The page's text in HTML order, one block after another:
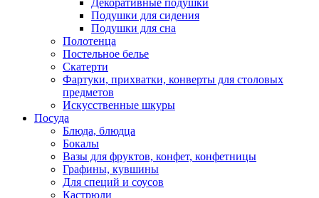
Декоративные подушки
Подушки для сидения
Подушки для сна
Полотенца
Постельное белье
Скатерти
Фартуки, прихватки, конверты для столовых
предметов
Искусственные шкуры
Посуда
Блюда, блюдца
Бокалы
Вазы для фруктов, конфет, конфетницы
Графины, кувшины
Для специй и соусов
Кастрюли